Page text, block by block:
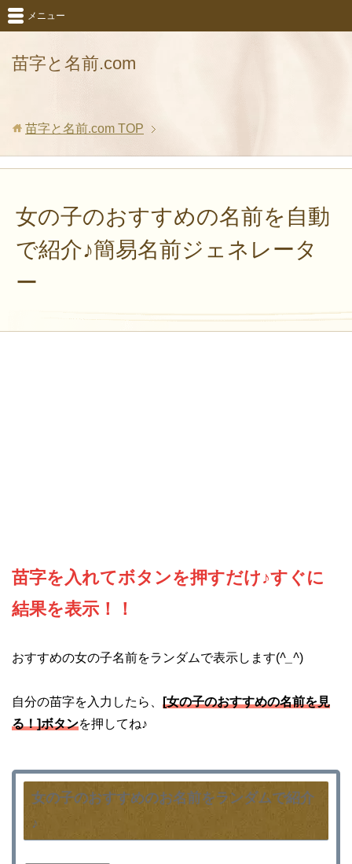
苗字と名前.com
メニュー
苗字と名前.com TOP
女の子のおすすめの名前を自動
で紹介♪簡易名前ジェネレータ
ー
苗字を入れてボタンを押すだけ♪すぐに
結果を表示！！
おすすめの女の子名前をランダムで表示します(^_^)
自分の苗字を入力したら、 [女の子のおすすめの名前を見
る！]ボタンを押してね♪
女の子のおすすめのお名前をランダムで紹介
♪